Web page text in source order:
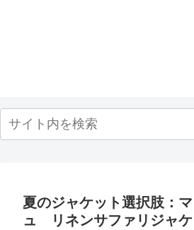
夏のジャケット選択肢：
ュ リネンサファリジャケ